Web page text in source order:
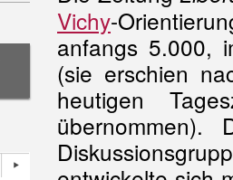
Vichy-
anfangs 5.000,
(sie erschien
heutigen
übernommen).